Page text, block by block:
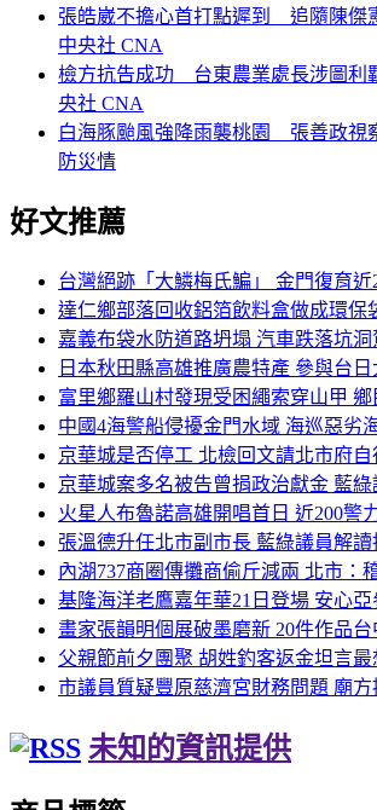
張皓崴不擔心首打點遲到 追隨陳傑
中央社 CNA
檢方抗告成功 台東農業處長涉圖利
央社 CNA
白海豚颱風強降雨襲桃園 張善政視
防災情
好文推薦
台灣絕跡「大鱗梅氏鯿」 金門復育近
達仁鄉部落回收鋁箔飲料盒做成環保
嘉義布袋水防道路坍塌 汽車跌落坑
日本秋田縣高雄推廣農特產 參與台
富里鄉羅山村發現受困繩索穿山甲
中國4海警船侵擾金門水域 海巡惡劣
京華城是否停工 北檢回文請北市府
京華城案多名被告曾捐政治獻金 藍
火星人布魯諾高雄開唱首日 近200警
張溫德升任北市副市長 藍綠議員解讀
內湖737商圈傳攤商偷斤減兩 北市：
基隆海洋老鷹嘉年華21日登場 安心
畫家張韻明個展破墨磨新 20件作品台
父親節前夕團聚 胡姓釣客返金坦言
市議員質疑豐原慈濟宮財務問題 廟
未知的資訊提供